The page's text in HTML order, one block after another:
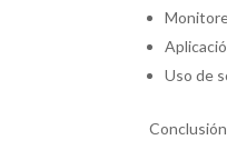
Uso de
Conclusión